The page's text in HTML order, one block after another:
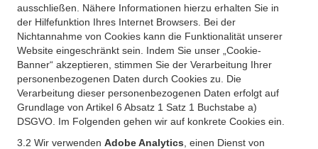
ausschließen. Nähere Informationen hierzu erhalten Sie in
der Hilfefunktion Ihres Internet Browsers. Bei der
Nichtannahme von Cookies kann die Funktionalität unserer
Website eingeschränkt sein. Indem Sie unser „Cookie-
Banner“ akzeptieren, stimmen Sie der Verarbeitung Ihrer
personenbezogenen Daten durch Cookies zu. Die
Verarbeitung dieser personenbezogenen Daten erfolgt auf
Grundlage von Artikel 6 Absatz 1 Satz 1 Buchstabe a)
DSGVO. Im Folgenden gehen wir auf konkrete Cookies ein.
3.2 Wir verwenden Adobe Analytics , einen Dienst von